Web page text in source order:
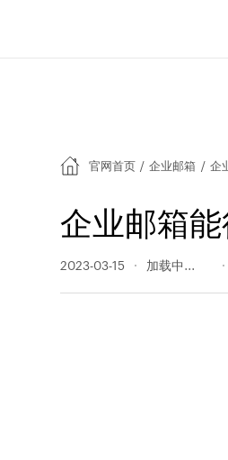
官网首页 / 企业邮箱 / 企
企业邮箱
2023-03-15 1198 阅读量